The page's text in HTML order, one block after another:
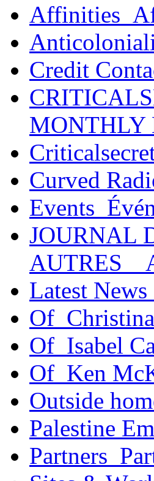
Credit
MONTHLY
Curved
JOURNAL
AUTRES _
Latest
Of_Isabel
Of_Ken
Outside
Palestine